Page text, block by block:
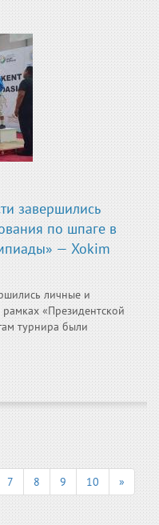
завершились
по шпаге в
— Xokim
личные и
«Президентской
турнира были
7 8 9 10 »